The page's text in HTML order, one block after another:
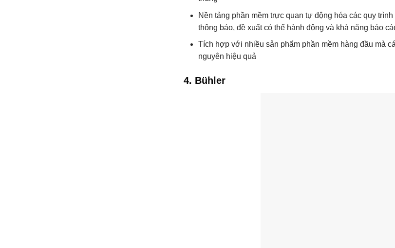
Nền tảng phần mềm trực quan tự động hóa các quy
thông báo, đề xuất có thể hành động và khả năng báo
Tích hợp với nhiều sản phẩm phần mềm hàng đầu mà
nguyên hiệu quả
4. Bühler